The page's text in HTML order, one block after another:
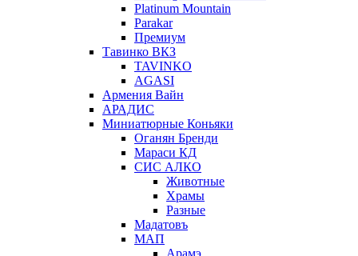
Platinum Mountain
Parakar
Премиум
Тавинко ВКЗ
TAVINKO
AGASI
Армения Вайн
АРАДИС
Миниатюрные Коньяки
Оганян Бренди
Мараси КД
СИС АЛКО
Животные
Храмы
Разные
Мадатовъ
МАП
Арамэ